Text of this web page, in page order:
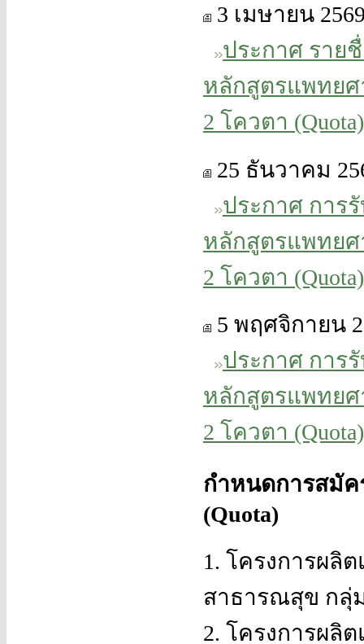
3 เมษายน
ประกาศ ราย
หลักสูตรแพทยศ
2 โควตา (Quota)
25 ธันวาคม
ประกาศ การ
หลักสูตรแพทยศ
2 โควตา
5 พฤศจิกายน
ประกาศ การ
หลักสูตรแพทยศ
2 โควตา (Quota)
กำหนดการสมัค
(Quota)
1. โครงการผลิ
สาธารณสุข กลุ่
2. โครงการผลิ